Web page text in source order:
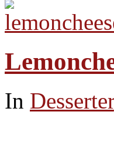
In Desserter